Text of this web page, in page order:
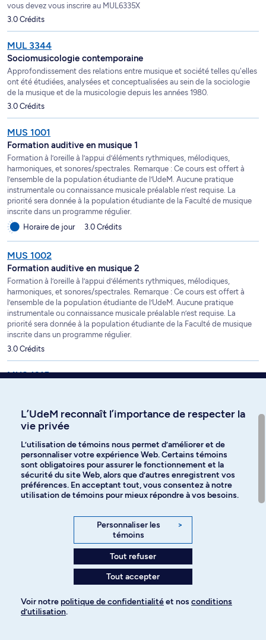
vous devez vous inscrire au MUL6335X
3.0 Crédits
MUL 3344
Sociomusicologie contemporaine
Approfondissement des relations entre musique et société telles qu'elles
ont été étudiées, analysées et conceptualisées au sein de la sociologie
de la musique et de la musicologie depuis les années 1980.
3.0 Crédits
MUS 1001
Formation auditive en musique 1
Formation à l’oreille à l’appui d’éléments rythmiques, mélodiques,
harmoniques, et sonores/spectrales. Remarque : Ce cours est offert à
l’ensemble de la population étudiante de l’UdeM. Aucune pratique
instrumentale ou connaissance musicale préalable n’est requise. La
priorité sera donnée à la population étudiante de la Faculté de musique
inscrite dans un programme régulier.
Horaire de jour
3.0 Crédits
MUS 1002
Formation auditive en musique 2
Formation à l’oreille à l’appui d’éléments rythmiques, mélodiques,
harmoniques, et sonores/spectrales. Remarque : Ce cours est offert à
l’ensemble de la population étudiante de l’UdeM. Aucune pratique
instrumentale ou connaissance musicale préalable n’est requise. La
priorité sera donnée à la population étudiante de la Faculté de musique
inscrite dans un programme régulier.
3.0 Crédits
MUS 1315
représentation, diversité des formes musicales et des tempéraments,
rapport entre rythmique et métrique, tonalité et modalité, segmentation
des formes musicales.
Horaire de jour
3.0 Crédits
MUS 2134
Métiers en musique
Étude des différents aspects théoriques et pratiques de la carrière en
3.0 Crédits
Musique, institutions et politiques culturelles
Étude de la notion de politique culturelle en lien avec l'histoire des
Québec en particulier.
L’UdeM reconnaît l’importance de respecter la
vie privée
L’utilisation de témoins nous permet d’améliorer et de
personnaliser votre expérience Web. Certains témoins
sont obligatoires pour assurer le fonctionnement et la
sécurité du site Web, alors que d’autres enregistrent vos
préférences. En acceptant tout, vous consentez à notre
utilisation de témoins pour mieux répondre à vos besoins.
Personnaliser les
témoins
>
Tout refuser
Tout accepter
Voir notre politique de confidentialitéet nos conditions
d’utilisation.